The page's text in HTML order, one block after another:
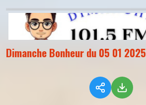
Dimanche Bonheur du 05 01 2025